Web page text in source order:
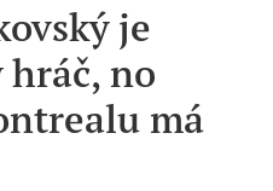
je
no
má